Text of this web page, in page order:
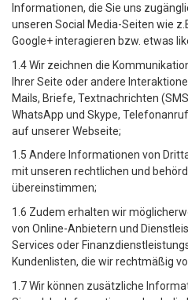
Informationen, die Sie uns
unseren Social Media-Seiten wie
Google+ interagieren bzw. etwas
1.4 Wir zeichnen die
Ihrer Seite oder andere
Mails, Briefe, Textnachrichten
WhatsApp und Skype,
auf unserer Webseite;
1.5 Andere Informationen von
mit unseren rechtlichen und
übereinstimmen;
1.6 Zudem erhalten wir
von Online-Anbietern und
Services oder
Kundenlisten, die wir rechtmäßig
1.7 Wir können zusätzliche